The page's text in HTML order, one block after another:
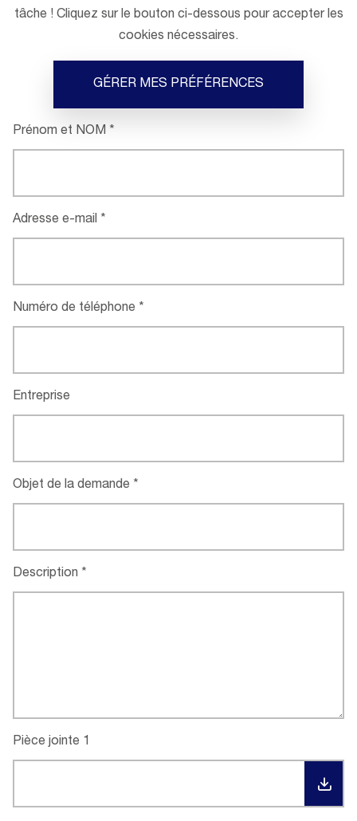
tâche ! Cliquez sur le bouton ci-dessous pour accepter les
cookies nécessaires.
GÉRER MES PRÉFÉRENCES
Prénom et NOM
Adresse e-mail
Numéro de téléphone
Entreprise
Objet de la demande
Description
Pièce jointe 1